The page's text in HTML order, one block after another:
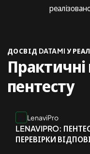
ДОСВІД DATAMI У
Практичні
пентесту
LenaviPro
LENAVIPRO:
ПЕРЕВІРКИ